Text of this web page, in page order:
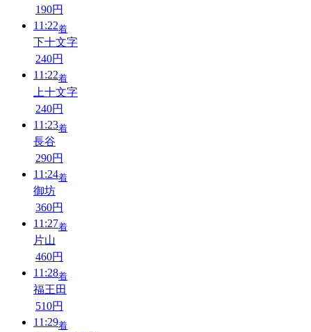
190円
11:22着
下十文字
240円
11:22着
上十文字
240円
11:23着
長谷
290円
11:24着
御坊
360円
11:27着
片山
460円
11:28着
福王田
510円
11:29着